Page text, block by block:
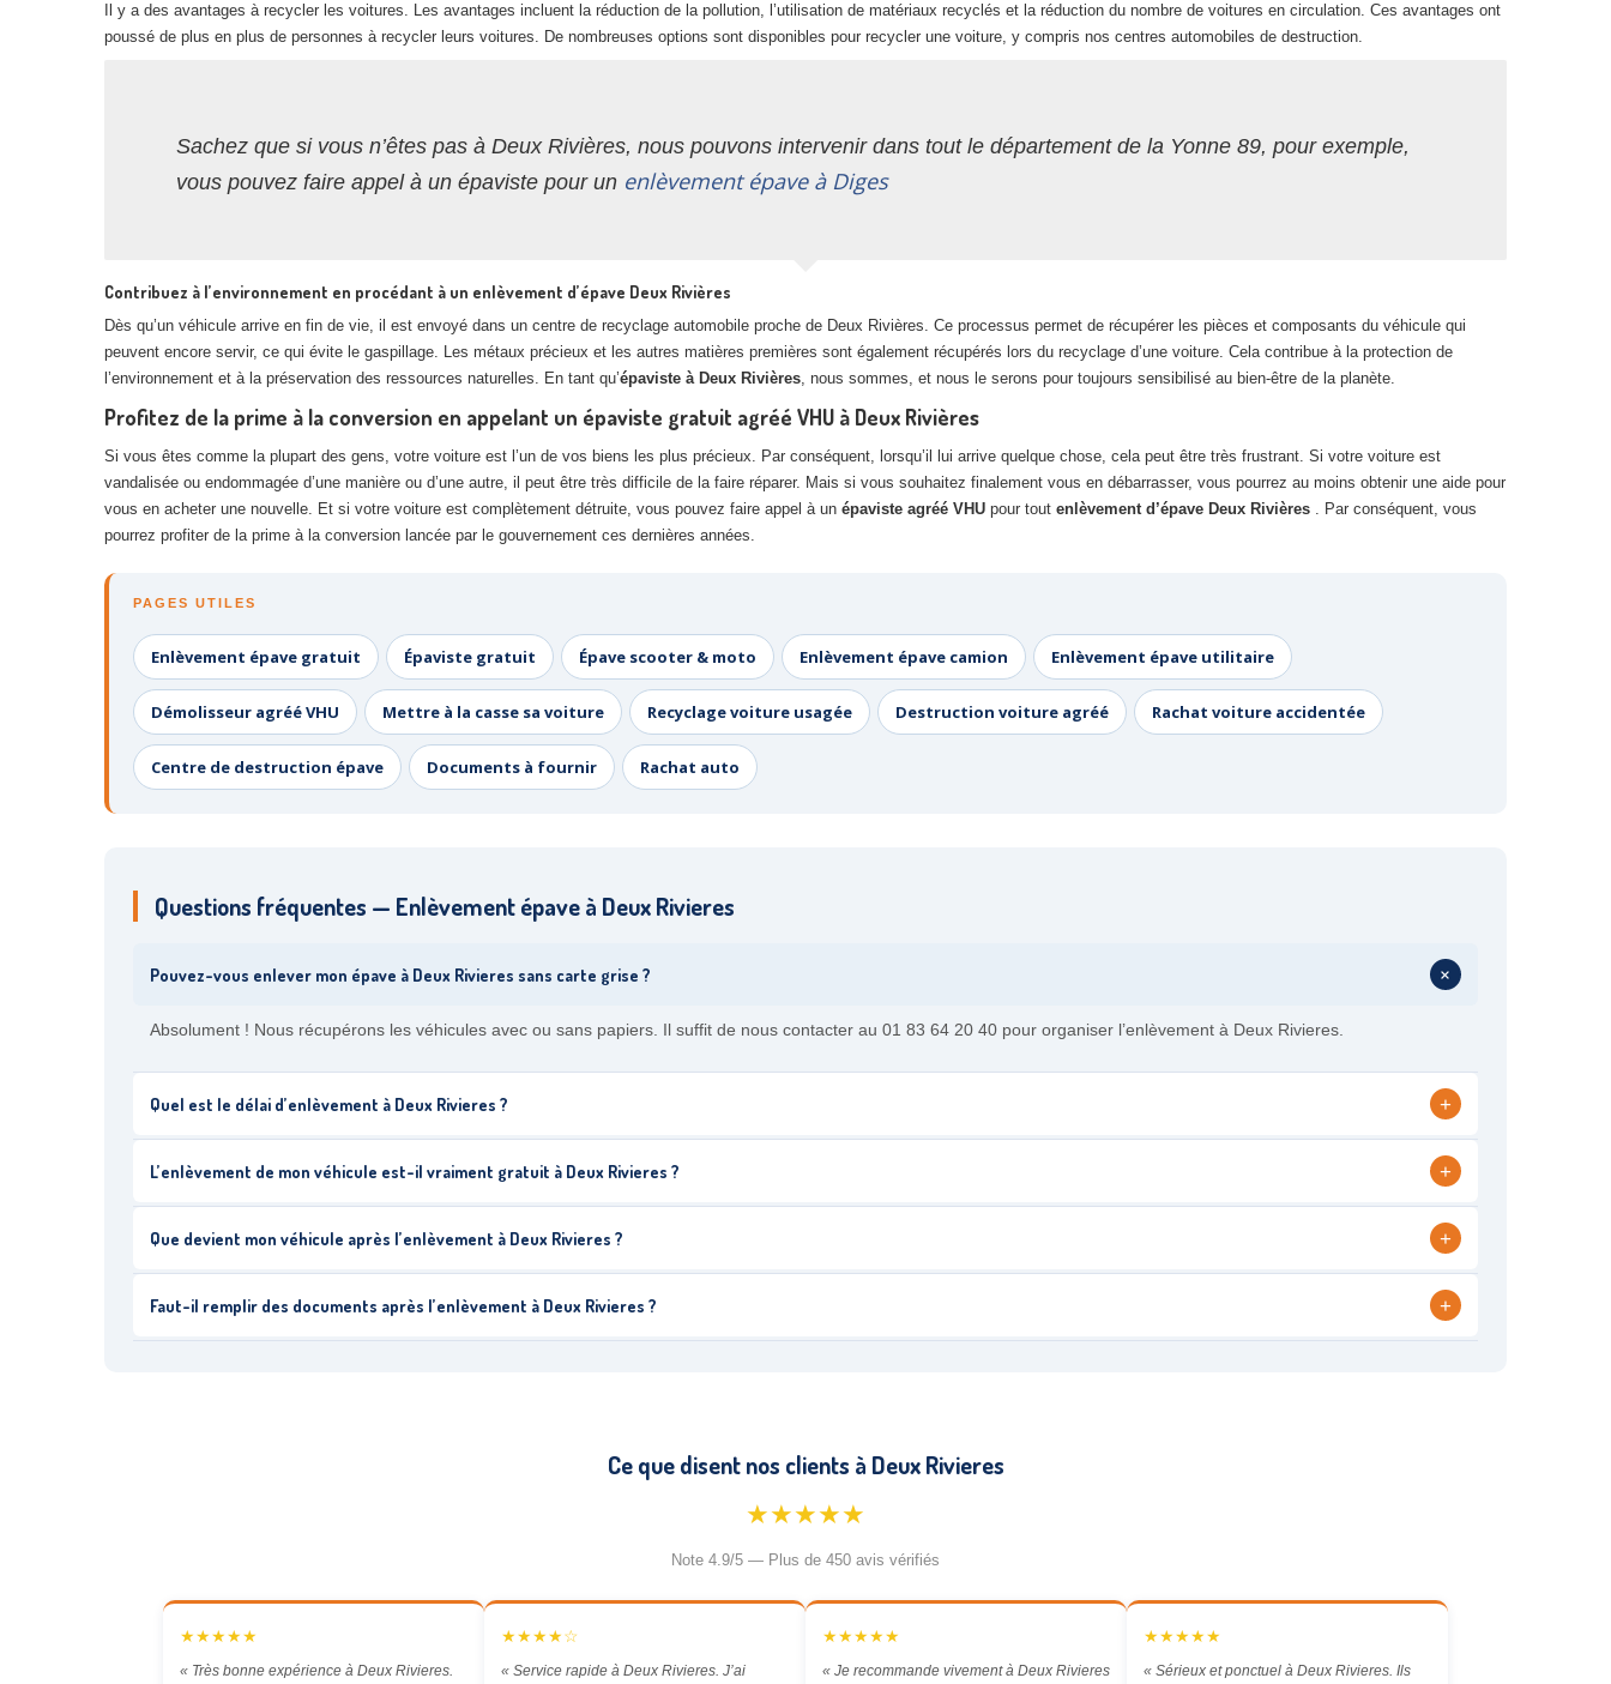
Il y a des avantages à recycler les voitures. Les avantages incluent la réduction de la pollution, l’utilisation de matériaux recyclés et la réduction du nombre de voitures en circulation. Ces avantages ont
poussé de plus en plus de personnes à recycler leurs voitures. De nombreuses options sont disponibles pour recycler une voiture, y compris nos centres automobiles de destruction.
Sachez que si vous n’êtes pas à Deux Rivières, nous pouvons intervenir dans tout le département de la Yonne 89, pour exemple,
vous pouvez faire appel à un épaviste pour un enlèvement épave à Diges
Contribuez à l’environnement en procédant à un enlèvement d’épave Deux Rivières
Dès qu’un véhicule arrive en fin de vie, il est envoyé dans un centre de recyclage automobile proche de Deux Rivières. Ce processus permet de récupérer les pièces et composants du véhicule qui
peuvent encore servir, ce qui évite le gaspillage. Les métaux précieux et les autres matières premières sont également récupérés lors du recyclage d’une voiture. Cela contribue à la protection de
l’environnement et à la préservation des ressources naturelles. En tant qu’épaviste à Deux Rivières, nous sommes, et nous le serons pour toujours sensibilisé au bien-être de la planète.
Profitez de la prime à la conversion en appelant un épaviste gratuit agréé VHU à Deux Rivières
Si vous êtes comme la plupart des gens, votre voiture est l’un de vos biens les plus précieux. Par conséquent, lorsqu’il lui arrive quelque chose, cela peut être très frustrant. Si votre voiture est
vandalisée ou endommagée d’une manière ou d’une autre, il peut être très difficile de la faire réparer. Mais si vous souhaitez finalement vous en débarrasser, vous pourrez au moins obtenir une aide pour
vous en acheter une nouvelle. Et si votre voiture est complètement détruite, vous pouvez faire appel à un épaviste agréé VHU pour tout enlèvement d’épave Deux Rivières . Par conséquent, vous
pourrez profiter de la prime à la conversion lancée par le gouvernement ces dernières années.
PAGES UTILES
Enlèvement épave gratuit Épaviste gratuit Épave scooter & moto Enlèvement épave camion Enlèvement épave utilitaire
Démolisseur agréé VHU Mettre à la casse sa voiture Recyclage voiture usagée Destruction voiture agréé Rachat voiture accidentée
Centre de destruction épave Documents à fournir Rachat auto
Questions fréquentes — Enlèvement épave à Deux Rivieres
Pouvez-vous enlever mon épave à Deux Rivieres sans carte grise ? +
Absolument ! Nous récupérons les véhicules avec ou sans papiers. Il suffit de nous contacter au 01 83 64 20 40 pour organiser l’enlèvement à Deux Rivieres.
Quel est le délai d’enlèvement à Deux Rivieres ? +
L’enlèvement de mon véhicule est-il vraiment gratuit à Deux Rivieres ? +
Que devient mon véhicule après l’enlèvement à Deux Rivieres ? +
Faut-il remplir des documents après l’enlèvement à Deux Rivieres ? +
Ce que disent nos clients à Deux Rivieres
★★★★★
Note 4.9/5 — Plus de 450 avis vérifiés
★★★★★
« Très bonne expérience à Deux Rivieres.
★★★★☆
« Service rapide à Deux Rivieres. J’ai
★★★★★
« Je recommande vivement à Deux Rivieres
★★★★★
« Sérieux et ponctuel à Deux Rivieres. Ils